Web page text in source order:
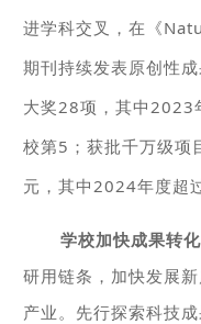
进学科交叉，在《
期刊持续发表原创性
大奖28项，其中2023
校第5；获批千万级
元，其中2024年度超
学校加快成果转
研用链条，加快发展
产业。先行探索科技